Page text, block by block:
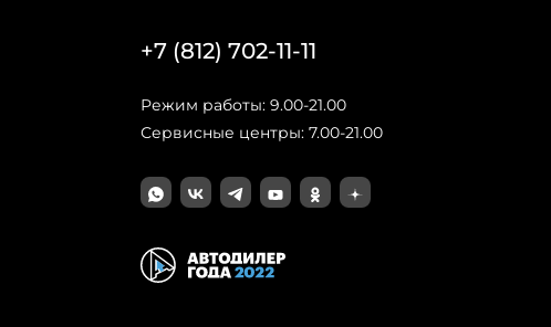
+7 (812) 702-11-11
Режим работы: 9.00-21.00
Сервисные центры: 7.00-21.00